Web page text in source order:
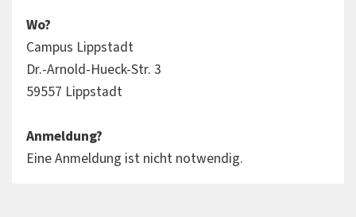
Wo?
Campus Lippstadt
Dr.-Arnold-Hueck-Str. 3
59557 Lippstadt
Anmeldung?
Eine Anmeldung ist nicht notwendig.